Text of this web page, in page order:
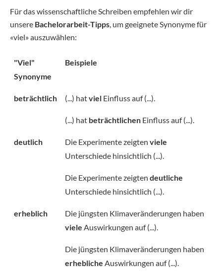
Für das wissenschaftliche Schreiben empfehlen wir dir
unsere Bachelorarbeit-Tipps, um geeignete Synonyme für
«viel» auszuwählen:
"Viel"
Synonyme
Beispiele
beträchtlich (...) hatviel Einfluss auf (...).
(...) hat beträchtlichen Einfluss auf (...).
deutlich Die Experimente zeigten viele
Unterschiede hinsichtlich (...).
Die Experimente zeigten deutliche
Unterschiede hinsichtlich (...).
erheblich
Die jüngsten Klimaveränderungen haben
viele Auswirkungen auf (...).
Die jüngsten Klimaveränderungen haben
erhebliche Auswirkungen auf (...).